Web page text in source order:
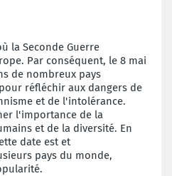
la Seconde Guerre
Par conséquent, le 8 mai
de nombreux pays
réfléchir aux dangers de
et de l'intolérance.
l'importance de la
et de la diversité. En
date est et
pays du monde,